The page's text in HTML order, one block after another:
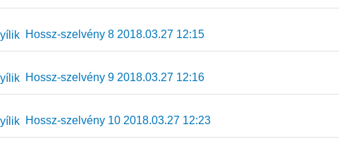
Hossz-szelvény 8 2018.03.27 12:15
Hossz-szelvény 9 2018.03.27 12:16
Hossz-szelvény 10 2018.03.27 12:23